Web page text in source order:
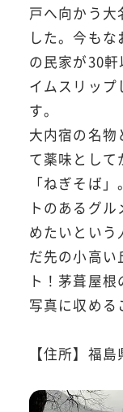
戸へ向かう大
した。今も
の民家が30
イムスリップ
す。
大内宿の名物
て薬味として
「ねぎそば
トのあるグ
めたいという
だ先の小高い
ト！茅葺屋
写真に収める
【住所】福